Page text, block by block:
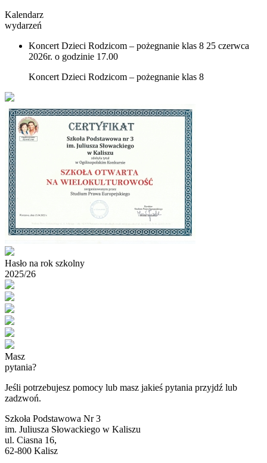
Kalendarz
wydarzeń
Koncert Dzieci Rodzicom – pożegnanie klas 8 25 czerwca
2026r. o godzinie 17.00
Koncert Dzieci Rodzicom – pożegnanie klas 8
Hasło na rok szkolny
2025/26
Masz
pytania?
Jeśli potrzebujesz pomocy lub masz jakieś pytania przyjdź lub
zadzwoń.
Szkoła Podstawowa Nr 3
im. Juliusza Słowackiego w Kaliszu
ul. Ciasna 16,
62-800 Kalisz